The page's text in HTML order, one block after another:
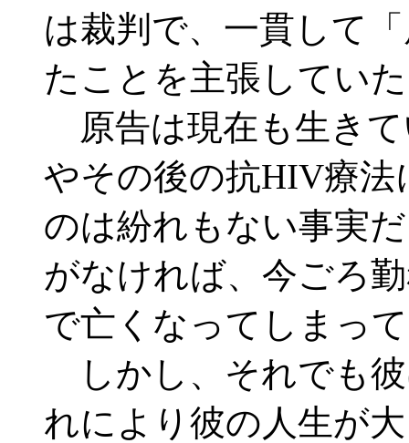
は裁判で、一貫して
たことを主張してい
原告は現在も生き
やその後の抗HIV療
のは紛れもない事実
がなければ、今ごろ
で亡くなってしまっ
しかし、それでも
れにより彼の人生が